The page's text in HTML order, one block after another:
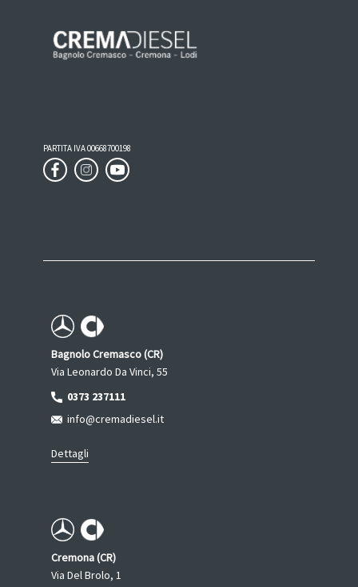
PARTITA IVA 00668700198
Bagnolo Cremasco (CR)
Via Leonardo Da Vinci, 55
0373 237111
info@cremadiesel.it
Dettagli
Cremona (CR)
Via Del Brolo, 1